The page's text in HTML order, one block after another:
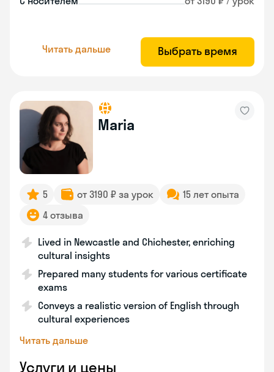
Читать дальше Выбрать время
Maria
5 от 3190 ₽ за урок
15 лет опыта
4 отзыва
Lived in Newcastle and Chichester, enriching
cultural insights
Prepared many students for various certificate
exams
Conveys a realistic version of English through
cultural experiences
Читать дальше
Услуги и цены